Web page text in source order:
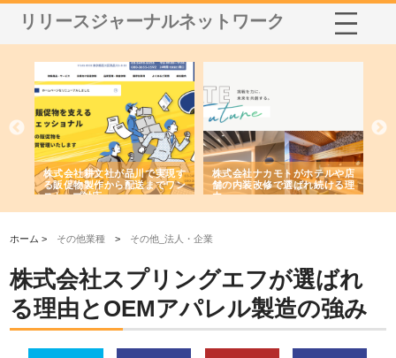
リリースジャーナルネットワーク
株式会社耕文社が品川で実現す
る販促物製作から配送までワン
ストップ対応
株式会社ナカモトがホテルや店
舗の内装改修で選ばれ続ける理
由
ホーム > その他業種 > その他_法人・企業
株式会社スプリングエフが選ばれ
る理由とOEMアパレル製造の強み